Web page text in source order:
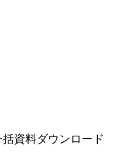
括資料ダウンロード